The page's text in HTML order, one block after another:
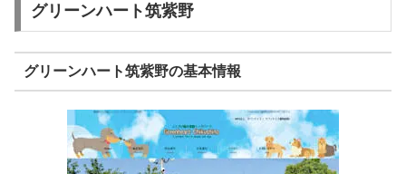
グリーンハート筑紫野
グリーンハート筑紫野の基本情報